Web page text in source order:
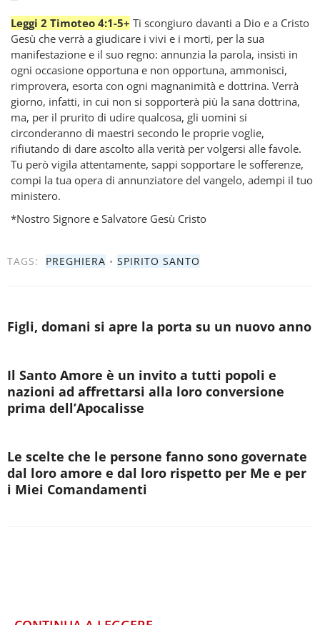
Leggi 2 Timoteo 4:1-5+ Ti scongiuro davanti a Dio e a Cristo
Gesù che verrà a giudicare i vivi e i morti, per la sua
manifestazione e il suo regno: annunzia la parola, insisti in
ogni occasione opportuna e non opportuna, ammonisci,
rimprovera, esorta con ogni magnanimità e dottrina. Verrà
giorno, infatti, in cui non si sopporterà più la sana dottrina,
ma, per il prurito di udire qualcosa, gli uomini si
circonderanno di maestri secondo le proprie voglie,
rifiutando di dare ascolto alla verità per volgersi alle favole.
Tu però vigila attentamente, sappi sopportare le sofferenze,
compi la tua opera di annunziatore del vangelo, adempi il tuo
ministero.
*Nostro Signore e Salvatore Gesù Cristo
TAGS: PREGHIERA • SPIRITO SANTO
Figli, domani si apre la porta su un nuovo anno
Il Santo Amore è un invito a tutti popoli e
nazioni ad affrettarsi alla loro conversione
prima dell’Apocalisse
Le scelte che le persone fanno sono governate
dal loro amore e dal loro rispetto per Me e per
i Miei Comandamenti